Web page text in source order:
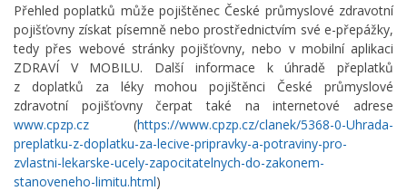
Přehled poplatků může pojištěnec České průmyslové zdravotní
pojišťovny získat písemně nebo prostřednictvím své e-přepážky,
tedy přes webové stránky pojišťovny, nebo v mobilní aplikaci
ZDRAVÍ V MOBILU. Další informace k úhradě přeplatků
z doplatků za léky mohou pojištěnci České průmyslové
zdravotní pojišťovny čerpat také na internetové adrese
www.cpzp.cz (https://www.cpzp.cz/clanek/5368-0-Uhrada-
preplatku-z-doplatku-za-lecive-pripravky-a-potraviny-pro-
zvlastni-lekarske-ucely-zapocitatelnych-do-zakonem-
stanoveneho-limitu.html)